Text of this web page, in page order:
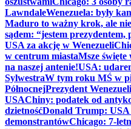
LawndaleWenezuela: były
Maduro to ważny krok, ale
sądem: “jestem prezydentem,
USA za akcję w Wenezueli
w centrum miastaMsze święte
na naszej antenie!USA:
SylwestraW tym roku MŚ w
PółnocnejPrezydent
USAChiny: podatek od
dzietnośćDonald Trump: USA
demonstrantówChicago: 7-